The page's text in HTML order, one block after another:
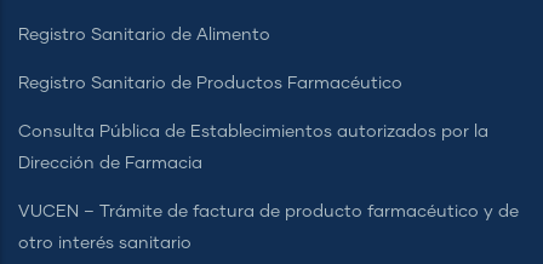
Registro Sanitario de Alimento
Registro Sanitario de Productos Farmacéutico
Consulta Pública de Establecimientos autorizados por la
Dirección de Farmacia
VUCEN – Trámite de factura de producto farmacéutico y de
otro interés sanitario